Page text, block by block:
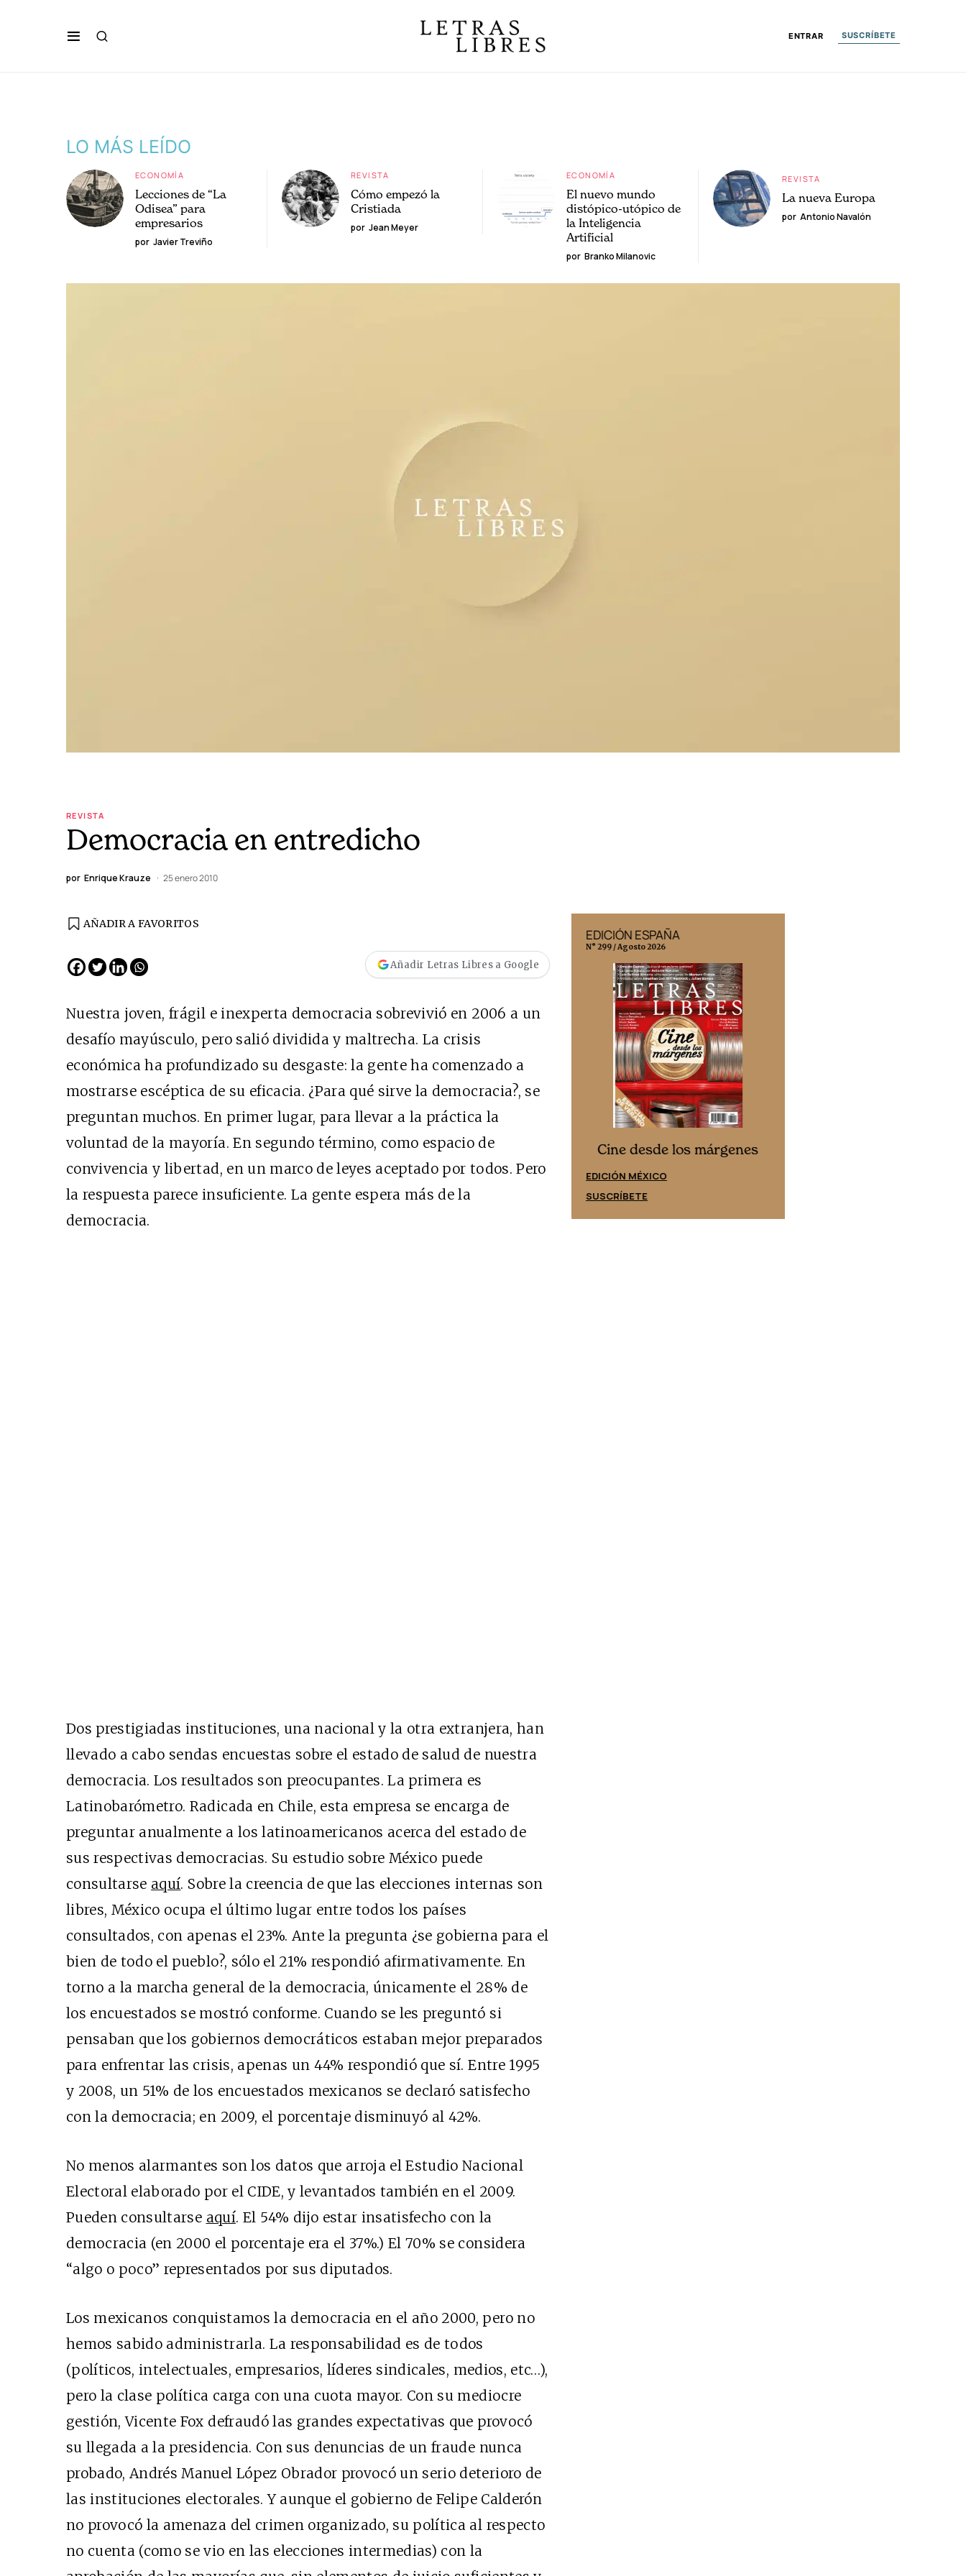
ENTRAR SUSCRÍBETE
LO MÁS LEÍDO
ECONOMÍA
Lecciones de “La
Odisea” para
empresarios
por Javier Treviño
REVISTA
Cómo empezó la
Cristiada
por Jean Meyer
ECONOMÍA
El nuevo mundo
distópico-utópico de
la Inteligencia
Artificial
por Branko Milanovic
REVISTA
La nueva Europa
por Antonio Navalón
REVISTA
Democracia en entredicho
por Enrique Krauze 25 enero 2010
AÑADIR A FAVORITOS
Añadir Letras Libres a Google
Nuestra joven, frágil e inexperta democracia sobrevivió en 2006 a un
desafío mayúsculo, pero salió dividida y maltrecha. La crisis
económica ha profundizado su desgaste: la gente ha comenzado a
mostrarse escéptica de su eficacia. ¿Para qué sirve la democracia?, se
preguntan muchos. En primer lugar, para llevar a la práctica la
voluntad de la mayoría. En segundo término, como espacio de
convivencia y libertad, en un marco de leyes aceptado por todos. Pero
la respuesta parece insuficiente. La gente espera más de la
democracia.
Dos prestigiadas instituciones, una nacional y la otra extranjera, han
llevado a cabo sendas encuestas sobre el estado de salud de nuestra
democracia. Los resultados son preocupantes. La primera es
Latinobarómetro. Radicada en Chile, esta empresa se encarga de
preguntar anualmente a los latinoamericanos acerca del estado de
sus respectivas democracias. Su estudio sobre México puede
consultarse aquí. Sobre la creencia de que las elecciones internas son
libres, México ocupa el último lugar entre todos los países
consultados, con apenas el 23%. Ante la pregunta ¿se gobierna para el
bien de todo el pueblo?, sólo el 21% respondió afirmativamente. En
torno a la marcha general de la democracia, únicamente el 28% de
los encuestados se mostró conforme. Cuando se les preguntó si
pensaban que los gobiernos democráticos estaban mejor preparados
para enfrentar las crisis, apenas un 44% respondió que sí. Entre 1995
y 2008, un 51% de los encuestados mexicanos se declaró satisfecho
con la democracia; en 2009, el porcentaje disminuyó al 42%.
No menos alarmantes son los datos que arroja el Estudio Nacional
Electoral elaborado por el CIDE, y levantados también en el 2009.
Pueden consultarse aquí. El 54% dijo estar insatisfecho con la
democracia (en 2000 el porcentaje era el 37%.) El 70% se considera
“algo o poco” representados por sus diputados.
Los mexicanos conquistamos la democracia en el año 2000, pero no
hemos sabido administrarla. La responsabilidad es de todos
(políticos, intelectuales, empresarios, líderes sindicales, medios, etc…),
pero la clase política carga con una cuota mayor. Con su mediocre
gestión, Vicente Fox defraudó las grandes expectativas que provocó
su llegada a la presidencia. Con sus denuncias de un fraude nunca
probado, Andrés Manuel López Obrador provocó un serio deterioro de
las instituciones electorales. Y aunque el gobierno de Felipe Calderón
no provocó la amenaza del crimen organizado, su política al respecto
no cuenta (como se vio en las elecciones intermedias) con la
Cine desde los márgenes
EDICIÓN MÉXICO
SUSCRÍBETE
Cine desde los márgenes
EDICIÓN ESPAÑA
SUSCRÍBETE
EDICIÓN ESPAÑA
N° 299 / Agosto 2026
Cine desde los márgenes
EDICIÓN MÉXICO
SUSCRÍBETE